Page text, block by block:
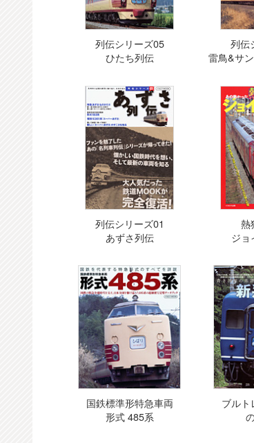
列伝シリーズ05
ひたち列伝
列伝
雷鳥&サ
列伝シリーズ01
あずさ列伝
ジョ
国鉄標準形特急車両
形式 485系
ブルト